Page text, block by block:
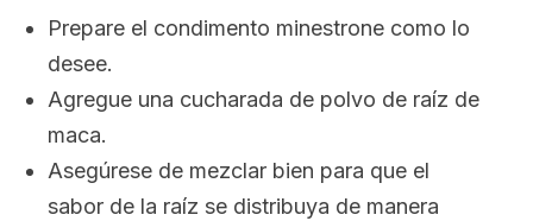
Prepare el condimento minestrone como lo
desee.
Agregue una cucharada de polvo de raíz de
maca.
Asegúrese de mezclar bien para que el
sabor de la raíz se distribuya de manera